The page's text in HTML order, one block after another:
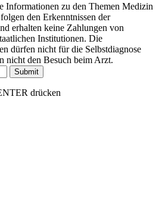
Informationen zu den Themen Medizin
den Erkenntnissen der
erhalten keine Zahlungen von
Institutionen. Die
dürfen nicht für die Selbstdiagnose
nicht den Besuch beim Arzt.
Submit
drücken